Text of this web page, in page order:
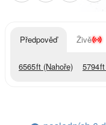
Předpověď Živě
6565ft (Nahoře) 5794ft